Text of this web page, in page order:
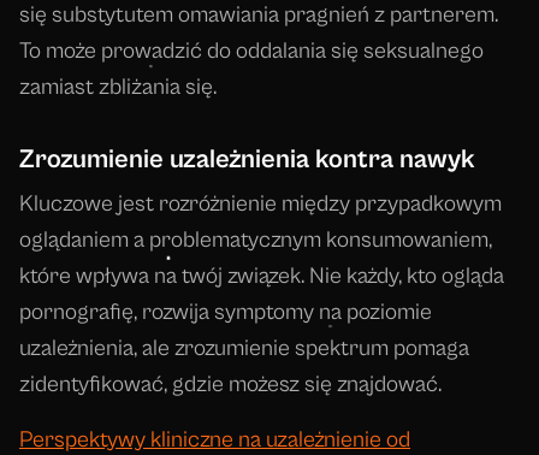
się substytutem omawiania pragnień z partnerem.
To może prowadzić do oddalania się seksualnego
zamiast zbliżania się.
Zrozumienie uzależnienia kontra nawyk
Kluczowe jest rozróżnienie między przypadkowym
oglądaniem a problematycznym konsumowaniem,
które wpływa na twój związek. Nie każdy, kto ogląda
pornografię, rozwija symptomy na poziomie
uzależnienia, ale zrozumienie spektrum pomaga
zidentyfikować, gdzie możesz się znajdować.
Perspektywy kliniczne na uzależnienie od